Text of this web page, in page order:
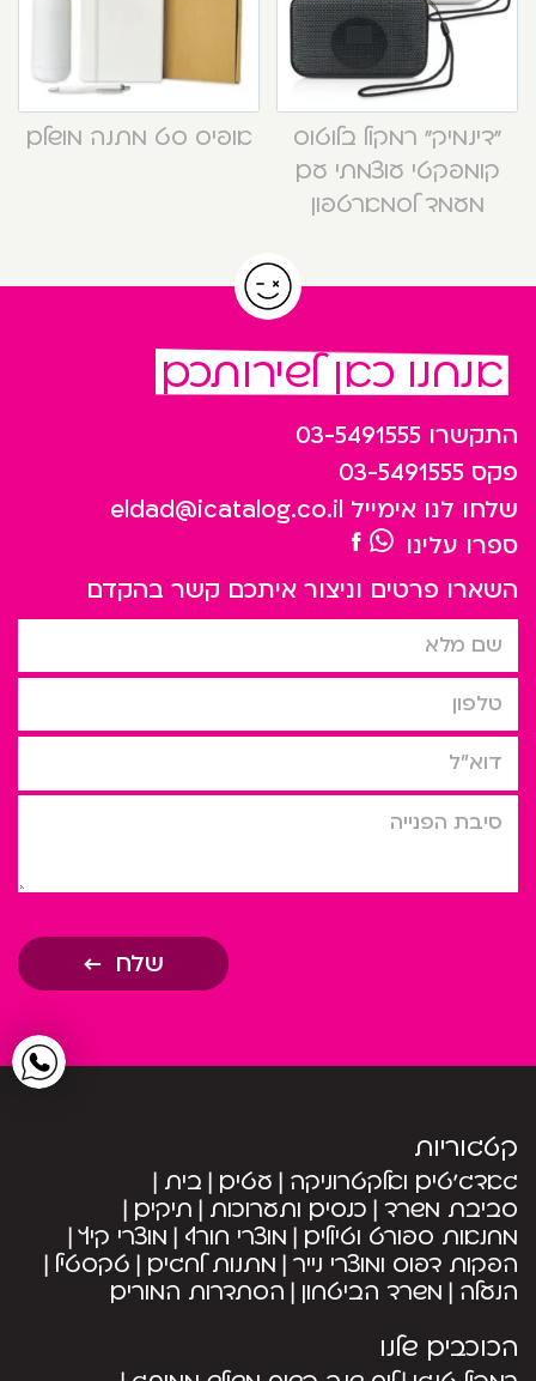
“דינמיק” רמקול בלוטוס
קומפקטי עוצמתי עם
מעמד לסמארטפון
אופיס סט מתנה מושלם
אנחנו כאן לשירותכם
התקשרו 03-5491555
פקס 03-5491555
שלחו לנו אימייל eldad@icatalog.co.il
ספרו עלינו
השארו פרטים וניצור איתכם קשר בהקדם
שם מלא
טלפון
דוא”ל
סיבת הפניה
שלח
קטגוריות
גאדג’טים ואלקטרוניקה עטים בית
סביבת משרד כנסים ותערוכות תיקים
מחנאות ספורט וטיולים מוצרי חורף מוצרי קיץ
הפקות דפוס ומוצרי נייר מתנות לחגים טקסטיל
הנעלה משרד הביטחון הסתדרות המורים
הכוכבים שלנו